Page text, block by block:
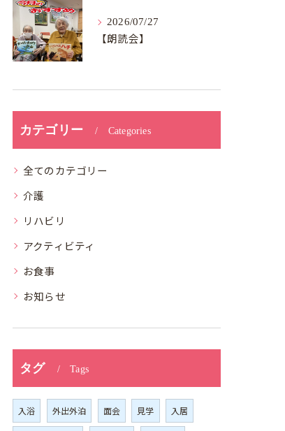
カテゴリー Categories
全てのカテゴリー
介護
リハビリ
アクティビティ
お食事
お知らせ
2026/07/27
【朗読会】
タグ Tags
入浴 外出外泊 面会 見学 入居